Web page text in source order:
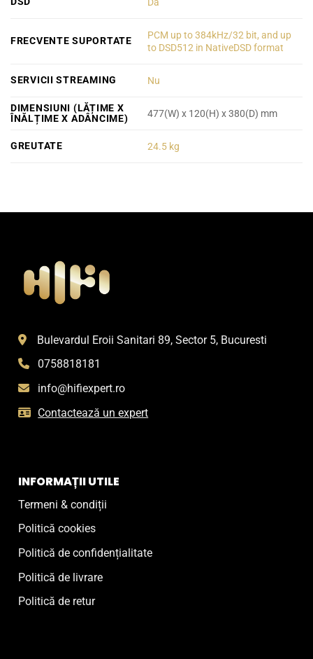
FRECVENTE SUPORTATE
PCM up to 384kHz/32 bit, and up
to DSD512 in NativeDSD format
SERVICII STREAMING Nu
DIMENSIUNI (LĂȚIME X
ÎNĂLȚIME X ADÂNCIME)
477(W) x 120(H) x 380(D) mm
GREUTATE 24.5 kg
Bulevardul Eroii Sanitari 89, Sector 5, Bucuresti
0758818181
info@hifiexpert.ro
Contactează un expert
INFORMAȚII UTILE
Termeni & condiții
Politică cookies
Politică de confidențialitate
Politică de livrare
Politică de retur